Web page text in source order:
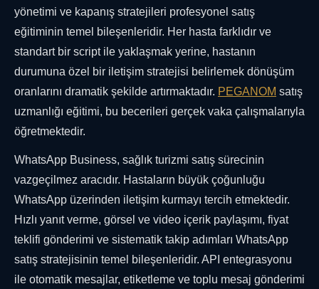
yönetimi ve kapanış stratejileri profesyonel satış
eğitiminin temel bileşenleridir. Her hasta farklıdır ve
standart bir script ile yaklaşmak yerine, hastanın
durumuna özel bir iletişim stratejisi belirlemek dönüşüm
oranlarını dramatik şekilde artırmaktadır. PEGANOM satış
uzmanlığı eğitimi, bu becerileri gerçek vaka çalışmalarıyla
öğretmektedir.
WhatsApp Business, sağlık turizmi satış sürecinin
vazgeçilmez aracıdır. Hastaların büyük çoğunluğu
WhatsApp üzerinden iletişim kurmayı tercih etmektedir.
Hızlı yanıt verme, görsel ve video içerik paylaşımı, fiyat
teklifi gönderimi ve sistematik takip adımları WhatsApp
satış stratejisinin temel bileşenleridir. API entegrasyonu
ile otomatik mesajlar, etiketleme ve toplu mesaj gönderimi